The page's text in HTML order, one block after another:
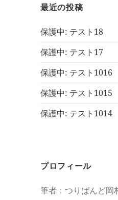
最近の投稿
保護中: テスト18
保護中: テスト17
保護中: テスト1016
保護中: テスト1015
保護中: テスト1014
プロフィール
筆者：つりばんど岡